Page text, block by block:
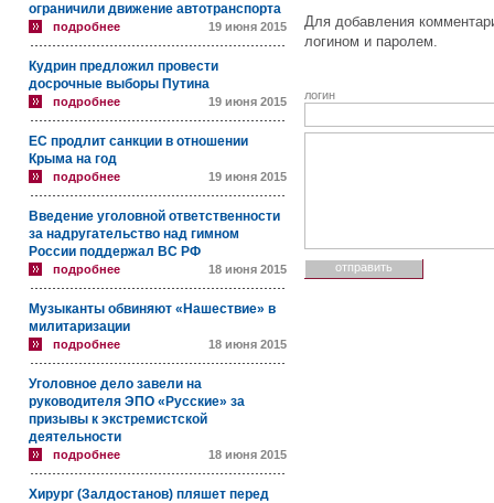
ограничили движение автотранспорта
подробнее 19 июня 2015
Кудрин предложил провести
досрочные выборы Путина
подробнее 19 июня 2015
ЕС продлит санкции в отношении
Крыма на год
подробнее 19 июня 2015
Введение уголовной ответственности
за надругательство над гимном
России поддержал ВС РФ
подробнее 18 июня 2015
Музыканты обвиняют «Нашествие» в
милитаризации
подробнее 18 июня 2015
Уголовное дело завели на
руководителя ЭПО «Русские» за
призывы к экстремистской
деятельности
подробнее 18 июня 2015
Хирург (Залдостанов) пляшет перед
Для добавления
логином и паролем.
логин